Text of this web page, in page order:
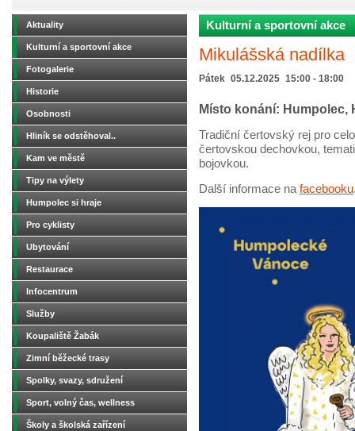
Aktuality
Kulturní a sportovní akce
Fotogalerie
Historie
Osobnosti
Hliník se odstěhoval..
Kam ve městě
Tipy na výlety
Humpolec si hraje
Pro cyklisty
Ubytování
Restaurace
Infocentrum
Služby
Koupaliště Žabák
Zimní běžecké trasy
Spolky, svazy, sdružení
Sport, volný čas, wellness
Školy a školská zařízení
Kulturní a sportovní akce
Mikulášská nadílka
Pátek 05.12.2025 15:00 - 18:00
Místo konání: Humpolec,
Tradiční čertovský rej pro
čertovskou dechovkou,
bojovkou.
Další informace na facebooku